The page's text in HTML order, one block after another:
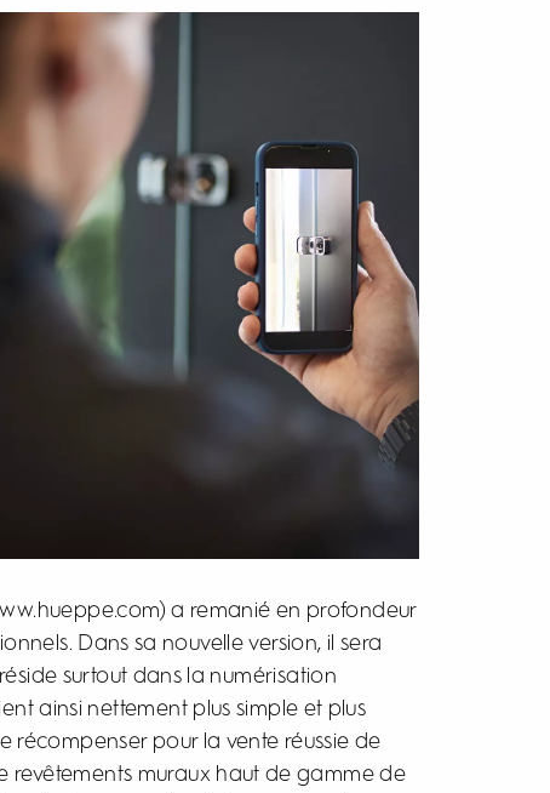
a remanié en profondeur
Dans sa nouvelle version, il sera
surtout dans la numérisation
ainsi nettement plus simple et plus
récompenser pour la vente réussie de
revêtements muraux haut de gamme de